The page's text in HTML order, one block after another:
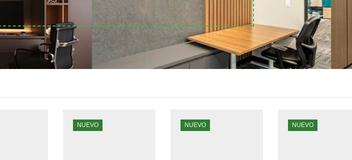
NUEVO NUEVO NUEVO